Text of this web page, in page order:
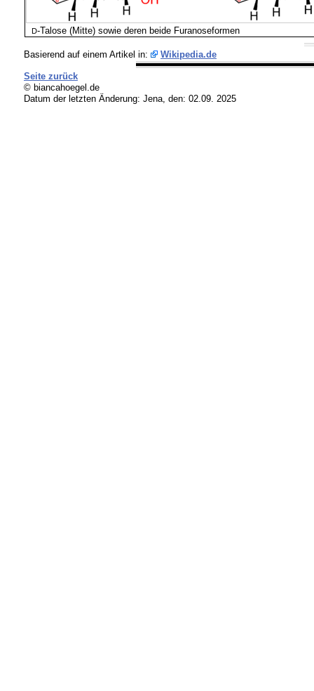
D-Talose (Mitte) sowie deren beide Furanoseformen
Basierend auf einem Artikel in: Wikipedia.de
Seite zurück
© biancahoegel.de
Datum der letzten Änderung: Jena, den: 02.09. 2025